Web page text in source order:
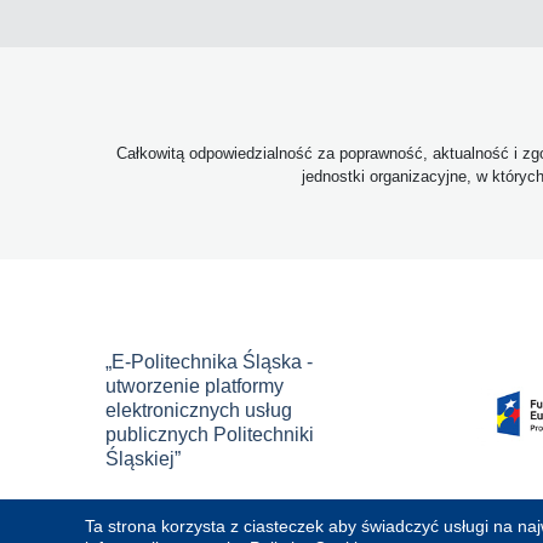
Całkowitą odpowiedzialność za poprawność, aktualność i
jednostki organizacyjne, w
„E-Politechnika Śląska -
utworzenie platformy
elektronicznych usług
publicznych Politechniki
Śląskiej”
Ta strona korzysta z ciasteczek aby świadczyć usługi na